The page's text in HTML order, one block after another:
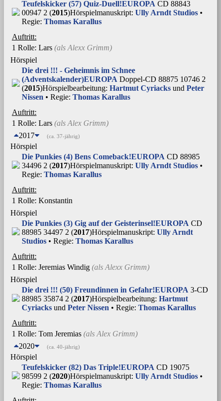
Teufelskicker (57) Quiz-Duell!EUROPA CD 88843
00947 2 (2015)Hörspielmanuskript: Ully Arndt Studios •
Regie: Thomas Karallus
Auftritt:
1 Rolle: Lars (als Alexx Grimm)
Hörspiel
Die drei !!! - Geheimnis im Schnee
(Adventskalender)EUROPA Doppel-CD 88875 10746 2
(2015)Hörspielbearbeitung: Hartmut Cyriacks und Peter
Nissen • Regie: Thomas Karallus
Auftritt:
1 Rolle: Lars (als Alex Grimm)
2017
(ca. 37-jährig)
Hörspiel
Die Punkies (4) Bens Comeback!EUROPA CD 88985
34496 2 (2017)Hörspielmanuskript: Ully Arndt Studios •
Regie: Thomas Karallus
Auftritt:
1 Rolle: Konstantin
Hörspiel
Die Punkies (3) Gig auf der Geisterinsel!EUROPA CD
88985 34497 2 (2017)Hörspielmanuskript: Ully Arndt
Studios • Regie: Thomas Karallus
Auftritt:
1 Rolle: Jeremias Windig (als Alexx Grimm)
Hörspiel
Die drei !!! (50) Freundinnen in Gefahr!EUROPA 3-CD
88985 35874 2 (2017)Hörspielbearbeitung: Hartmut
Cyriacks und Peter Nissen • Regie: Thomas Karallus
Auftritt:
1 Rolle: Tom Jeremias (als Alex Grimm)
2020
(ca. 40-jährig)
Hörspiel
Teufelskicker (82) Das Triple!EUROPA CD 19075
98599 2 (2020)Hörspielmanuskript: Ully Arndt Studios •
Regie: Thomas Karallus